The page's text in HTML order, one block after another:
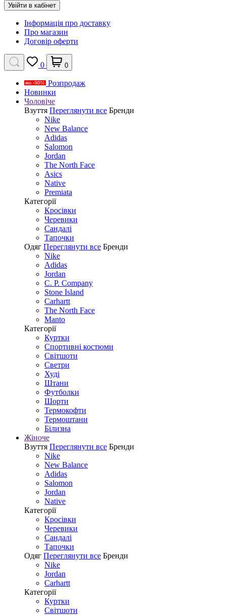
Увійти в кабінет
Інформація про доставку
Про магазин
Договір оферти
0 0
Розпродаж
Новинки
Чоловіче
Взуття Переглянути все Бренди
Nike
New Balance
Adidas
Salomon
Jordan
The North Face
Asics
Native
Premiata
Категорії
Кросівки
Черевики
Сандалі
Tапочки
Одяг Переглянути все Бренди
Nike
Adidas
Jordan
C. P. Company
Stone Island
Carhartt
The North Face
Manto
Категорії
Куртки
Спортивні костюми
Світшоти
Светри
Худі
Штани
Футболки
Шорти
Термокофти
Термоштани
Білизна
Жіноче
Взуття Переглянути все Бренди
Nike
New Balance
Adidas
Salomon
Jordan
Native
Категорії
Кросівки
Черевики
Сандалі
Tапочки
Одяг Переглянути все Бренди
Nike
Jordan
Carhartt
Категорії
Куртки
Світшоти